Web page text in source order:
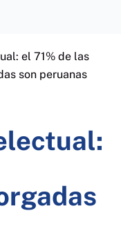
el 71% de las
son peruanas